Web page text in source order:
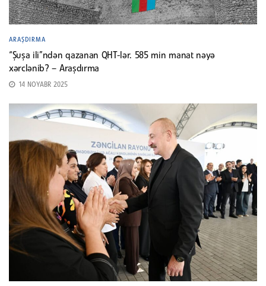
ARAŞDIRMA
“Şuşa ili”ndən qazanan QHT-lər. 585 min manat nəyə
xərclənib? – Araşdırma
14 NOYABR 2025